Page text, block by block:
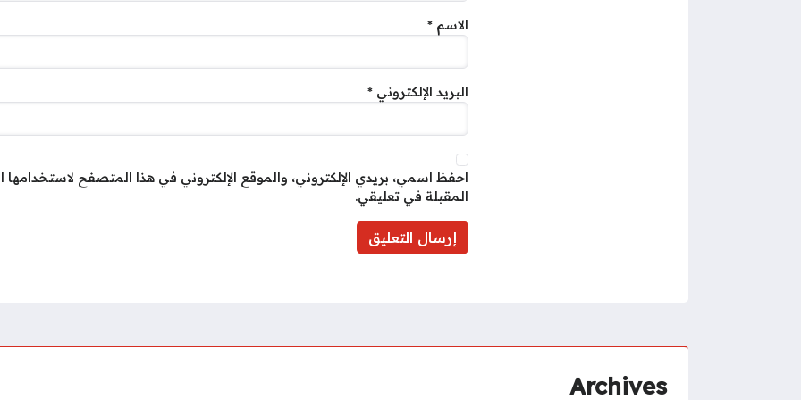
الاسم *
البريد الإلكتروني *
احفظ اسمي، بريدي الإلكتروني، والموقع الإلكتروني في هذا المتصفح لاستخدامها
المقبلة في تعليقي.
Archives